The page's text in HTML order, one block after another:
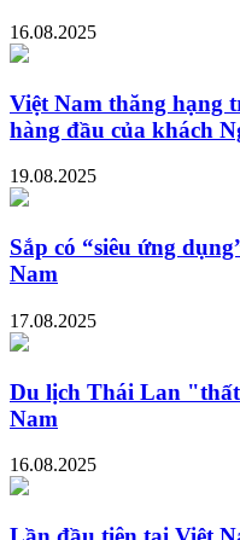
16.08.2025
Việt Nam thăng hạng
hàng đầu của khách
19.08.2025
Sắp có “siêu ứng
Nam
17.08.2025
Du lịch Thái Lan
Nam
16.08.2025